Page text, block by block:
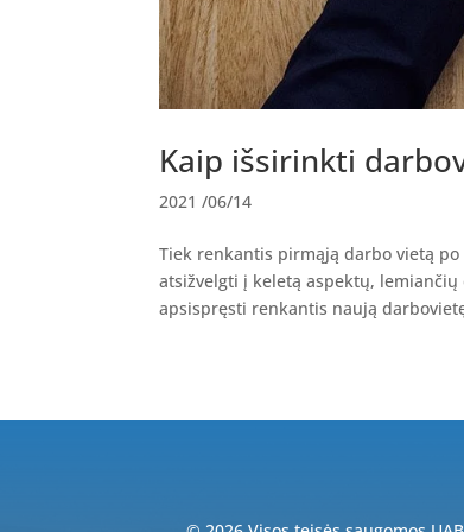
Kaip išsirinkti
2021 /06/14
Tiek renkantis pirmąją darbo vietą
atsižvelgti į keletą aspektų,
apsispręsti renkantis naują